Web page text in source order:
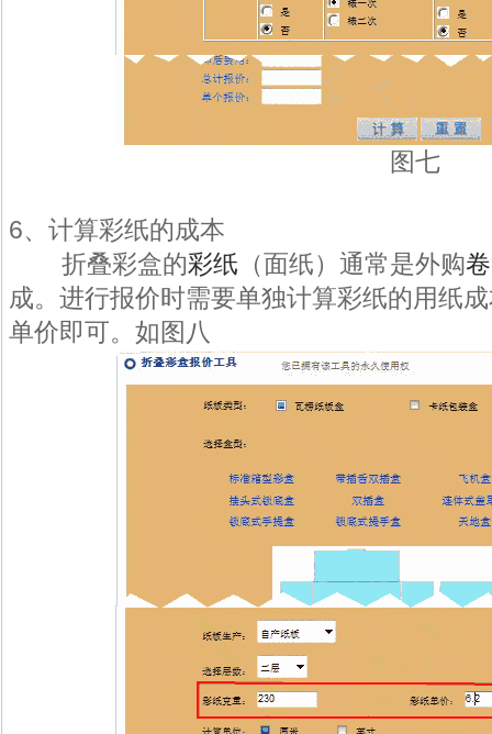
图七
6、计算彩纸的成本
折叠彩盒的彩纸 （面纸）通常是外购
成。进行报价时需要单独计算彩纸的用纸
单价即可。如图八